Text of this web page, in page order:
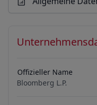
Offizieller Name
Bloomberg L.P.